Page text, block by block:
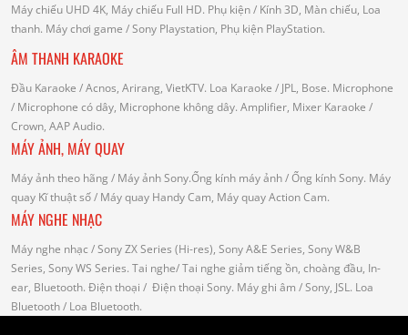
Máy chiếu UHD 4K, Máy chiếu Full HD. Phụ kiện/ Kính 3D, Màn chiếu, Loa
thanh. Máy chơi game / Sony Playstation, Phụ kiện PlayStation.
ÂM THANH KARAOKE
Đầu Karaoke / Acnos, Arirang, VietKTV. Loa Karaoke / JPL, Bose. Microphone
/ Microphone có dây, Microphone không dây. Amplifier, Mixer Karaoke /
Crown, AAP Audio.
MÁY ẢNH, MÁY QUAY
Máy ảnh theo hãng / Máy ảnh Sony.Ống kính máy ảnh / Ống kính Sony. Máy
quay Kĩ thuật số/ Máy quay Handy Cam, Máy quay Action Cam.
MÁY NGHE NHẠC
Máy nghe nhạc / Sony ZX Series (Hi-res), Sony A&E Series, Sony W&B
Series, Sony WS Series. Tai nghe/ Tai nghe giảm tiếng ồn, choàng đầu, In-
ear, Bluetooth. Điện thoại / Điện thoại Sony. Máy ghi âm / Sony, JSL. Loa
Bluetooth/ Loa Bluetooth.